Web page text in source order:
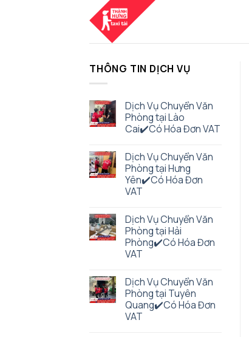
THÔNG TIN DỊCH VỤ
Dịch Vụ Chuyển Văn
Phòng tại Lào
Cai✔️Có Hóa Đơn VAT
Dịch Vụ Chuyển Văn
Phòng tại Hưng
Yên✔️Có Hóa Đơn
VAT
Dịch Vụ Chuyển Văn
Phòng tại Hải
Phòng✔️Có Hóa Đơn
VAT
Dịch Vụ Chuyển Văn
Phòng tại Tuyên
Quang✔️Có Hóa Đơn
VAT